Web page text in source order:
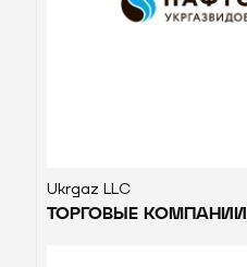
Ukrgaz LLC
ТОРГОВЫЕ КОМПАНИИ